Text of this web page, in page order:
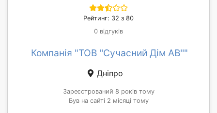
Рейтинг: 32 з 80
0 відгуків
Компанія "ТОВ ''Сучасний Дім АВ''"
Дніпро
Зареєстрований 8 років тому
Був на сайті 2 місяці тому